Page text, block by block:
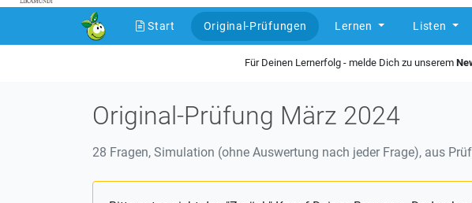
Start
Original-Prüfungen
Lernen Listen
Für Deinen Lernerfolg - melde Dich zu unserem
Original-Prüfung März 2024
28 Fragen, Simulation (ohne Auswertung nach jeder Frage), aus